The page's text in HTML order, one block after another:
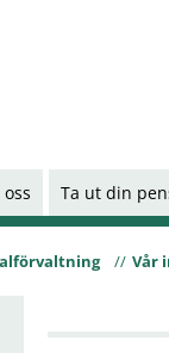
Ta ut din
Vår